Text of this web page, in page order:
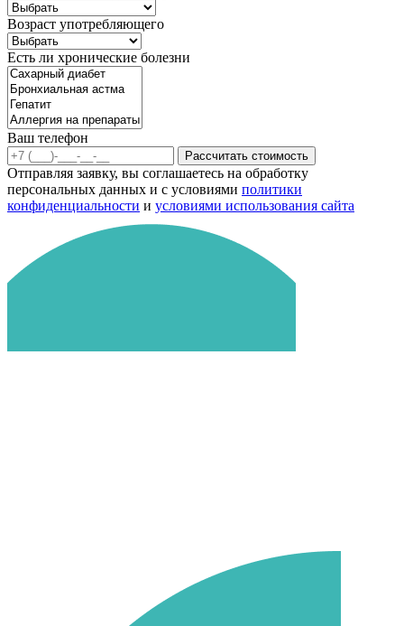
Возраст употребляющего
Есть ли хронические болезни
Ваш телефон
Рассчитать стоимость
Отправляя заявку, вы соглашаетесь на обработку
персональных данных и с условиями политики
конфиденциальности и условиями использования сайта